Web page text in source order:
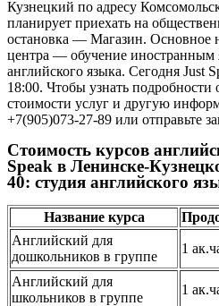
Кузнецкий по адресу
планирует приехать на
остановка — Магазин. Основное
центра — обучение иностранным
английского языка. Сегодня Just
18:00. Чтобы узнать
стоимости услуг и другую
+7(905)073-27-89 или отправьте
Стоимость курсов
Speak в Ленинске-
40: студия английского
Название курса
Английский для
дошкольников в группе
1
Английский для
школьников в группе
1